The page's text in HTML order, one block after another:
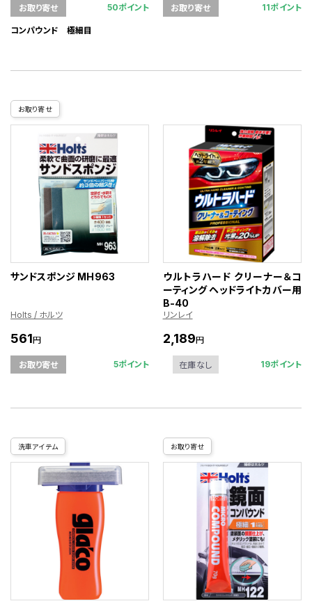
お取り寄せ 50ポイント
コンパウンド 極細目
お取り寄せ 11ポイント
お取り寄せ
サンドスポンジ MH963
Holts / ホルツ
561円
お取り寄せ 5ポイント
ウルトラハード クリーナー＆コ
ーティング ヘッドライトカバー用
B-40
リンレイ
2,189円
在庫なし 19ポイント
洗車アイテム お取り寄せ